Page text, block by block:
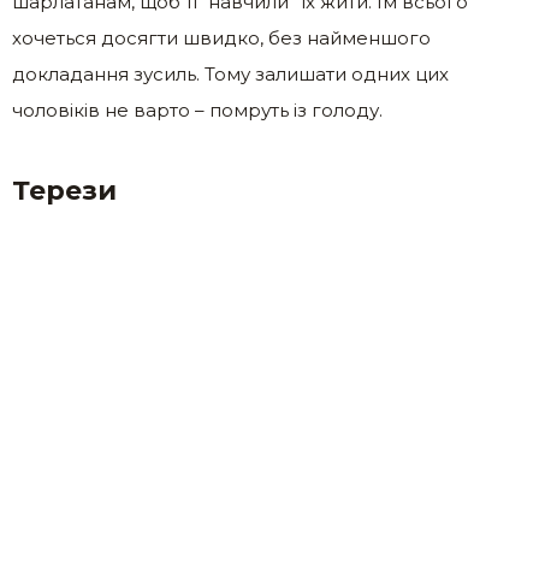
хочеться досягти швидко, без найменшого
докладання зусиль. Тому залишати одних цих
чоловіків не варто – помруть із голоду.
Терези